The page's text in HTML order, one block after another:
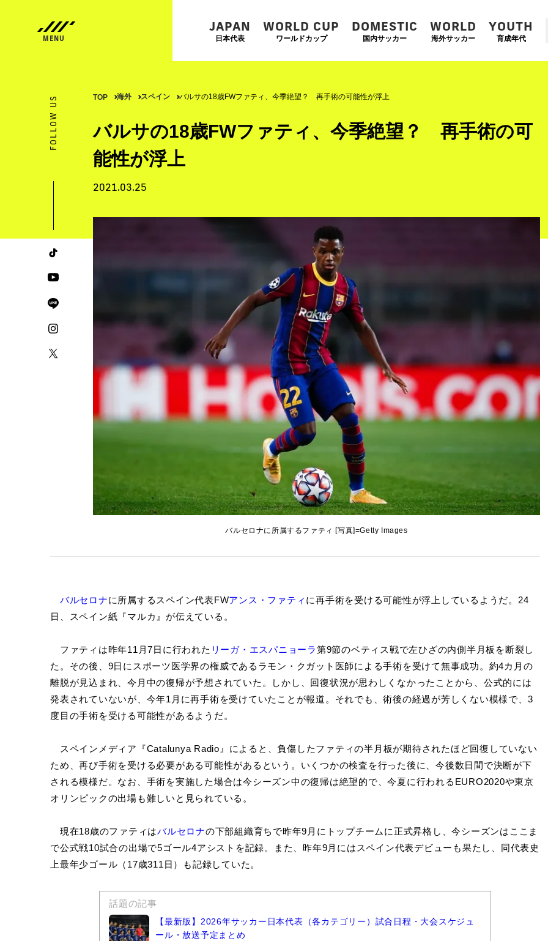
JAPAN
日本代表
WORLD CUP
ワールドカップ
DOMESTIC
国内サッカー
WORLD
海外サッカー
YOUTH
育成年代
FOLLOW US TOP 海外 スペイン バルサの18歳FWファティ、今季絶望？ 再手術の可能性が浮上
バルサの18歳FWファティ、今季絶望？ 再手術の可
能性が浮上
2021.03.25
バルセロナに所属するファティ [写真]=Getty Images
バルセロナに所属するスペイン代表FWアンス・ファティ に再手術を受ける可能性が浮上しているようだ。24
日、スペイン紙『マルカ』が伝えている。
ファティは昨年11月7日に行われた リーガ・エスパニョーラ第9節のベティス戦で左ひざの内側半月板を断裂し
た。その後、9日にスポーツ医学界の権威であるラモン・クガット医師による手術を受けて無事成功。約4カ月の
離脱が見込まれ、今月中の復帰が予想されていた。しかし、回復状況が思わしくなかったことから、公式的には
発表されていないが、今年1月に再手術を受けていたことが報道。それでも、術後の経過が芳しくない模様で、3
度目の手術を受ける可能性があるようだ。
スペインメディア『Catalunya Radio』によると、負傷したファティの半月板が期待されたほど回復していない
ため、再び手術を受ける必要がある可能性があるという。いくつかの検査を行った後に、今後数日間で決断が下
される模様だ。なお、手術を実施した場合は今シーズン中の復帰は絶望的で、今夏に行われるEURO2020や東京
オリンピックの出場も難しいと見られている。
現在18歳のファティはバルセロナの下部組織育ちで昨年9月にトップチームに正式昇格し、今シーズンはここま
で公式戦10試合の出場で5ゴール4アシストを記録。また、昨年9月にはスペイン代表デビューも果たし、同代表史
上最年少ゴール（17歳311日）も記録していた。
話題の記事
【最新版】2026年サッカー日本代表（各カテゴリー）試合日程・大会スケジュ
ール・放送予定まとめ